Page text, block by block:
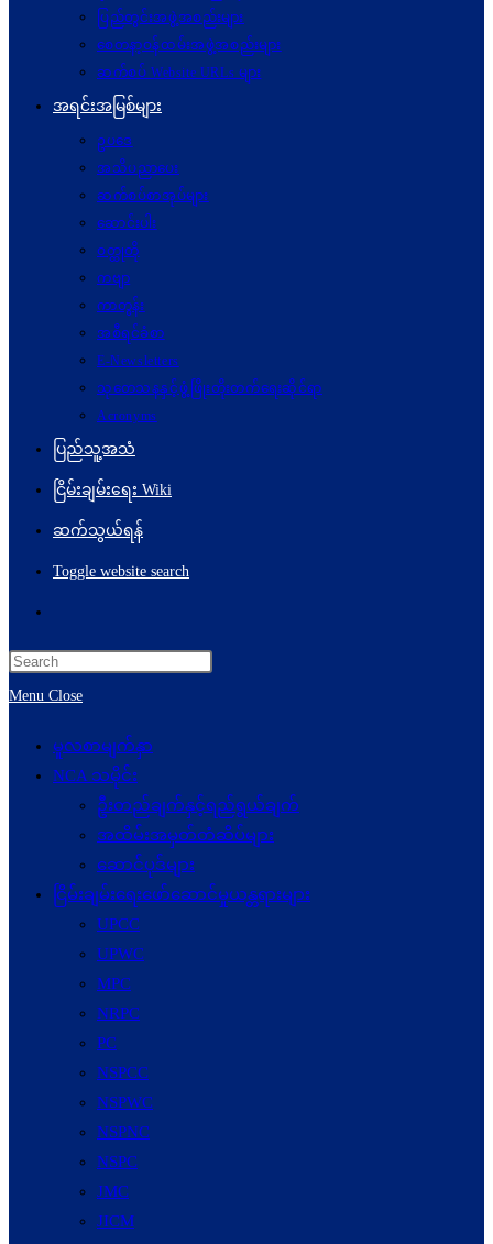
ပြည်တွင်းအဖွဲ့အစည်းများ
စေတနာ့ဝန်ထမ်းအဖွဲ့အစည်းများ
ဆက်စပ် Website URLs များ
အရင်းအမြစ်များ
ဥပဒေ
အသိပညာပေး
ဆက်စပ်စာအုပ်များ
ဆောင်းပါး
ဝတ္ထုတို
ကဗျာ
ကာတွန်း
အစီရင်ခံစာ
E-Newsletters
သုတေသနနှင့်ဖွံ့ဖြိုးတိုးတက်ရေးဆိုင်ရာ
Acronyms
ပြည်သူ့အသံ
ငြိမ်းချမ်းရေး Wiki
ဆက်သွယ်ရန်
Toggle website search
Menu Close
မူလစာမျက်နှာ
NCA သမိုင်း
ဦးတည်ချက်နှင့်ရည်ရွယ်ချက်
အထိမ်းအမှတ်တံဆိပ်များ
ဆောင်ပုဒ်များ
ငြိမ်းချမ်းရေးဖော်‌ဆောင်မှုယန္တရားများ
UPCC
UPWC
MPC
NRPC
PC
NSPCC
NSPWC
NSPNC
NSPC
JMC
JICM